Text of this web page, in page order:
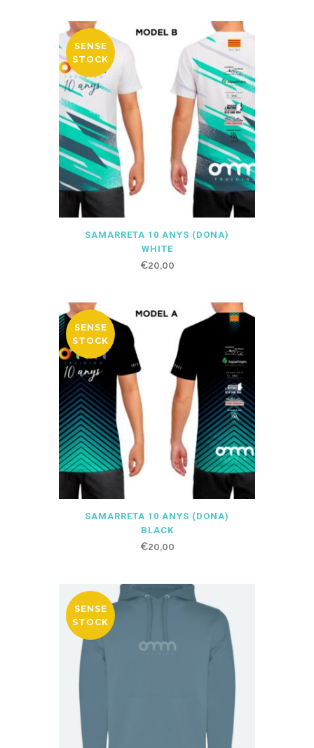
SENSE
STOCK
SAMARRETA 10 ANYS (DONA)
WHITE
€20,00
SENSE
STOCK
SAMARRETA 10 ANYS (DONA)
BLACK
€20,00
SENSE
STOCK